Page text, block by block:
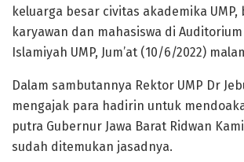
keluarga besar civitas akademika UMP,
karyawan dan mahasiswa di
Islamiyah UMP, Jum’at (10/6/2022)
Dalam sambutannya Rektor UMP Dr
mengajak para hadirin untuk
putra Gubernur Jawa Barat Ridwan
sudah ditemukan jasadnya.